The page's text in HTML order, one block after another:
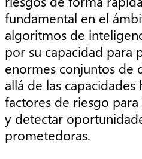
fundamental en el
algoritmos de
por su capacidad para
enormes conjuntos de
allá de las
factores de riesgo
y detectar
prometedoras.